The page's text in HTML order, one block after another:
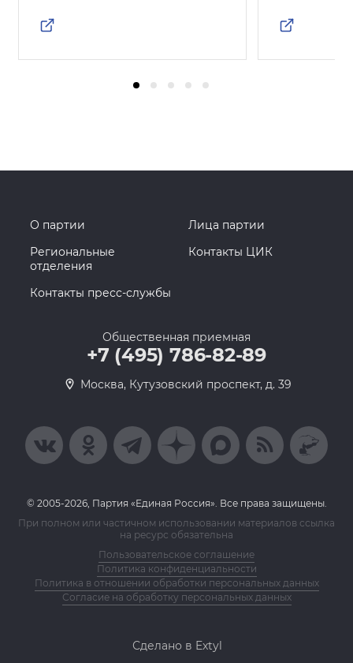
О партии
Лица партии
Региональные
отделения
Контакты ЦИК
Контакты пресс-службы
Общественная приемная
+7 (495) 786-82-89
Москва, Кутузовский проспект, д. 39
© 2005-2026, Партия «Единая Россия». Все права защищены.
При полном или частичном использовании материалов ссылка
на ресурс обязательна
Пользовательское соглашение
Политика конфиденциальности
Политика в отношении обработки персональных данных
Согласие на обработку персональных данных
Сделано в Extyl